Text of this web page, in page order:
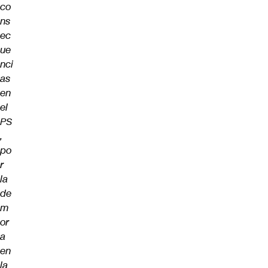
co
ns
ec
ue
nci
as
en
el
PS
,
po
r
la
de
m
or
a
en
la